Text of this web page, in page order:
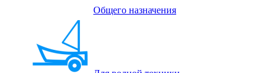
Общего назначения